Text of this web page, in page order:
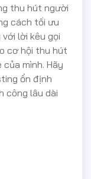
thu hút người
cách tối ưu
lời kêu gọi
cơ hội thu hút
mình. Hãy
ổn định
công lâu dài